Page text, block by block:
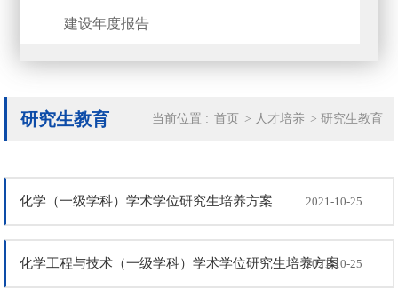
建设年度报告
研究生教育 当前位置 : 首页 > 人才培养 > 研究生教育
化学（一级学科）学术学位研究生培养方案 2021-10-25
化学工程与技术（一级学科）学术学位研究生培养方案
2021-10-25